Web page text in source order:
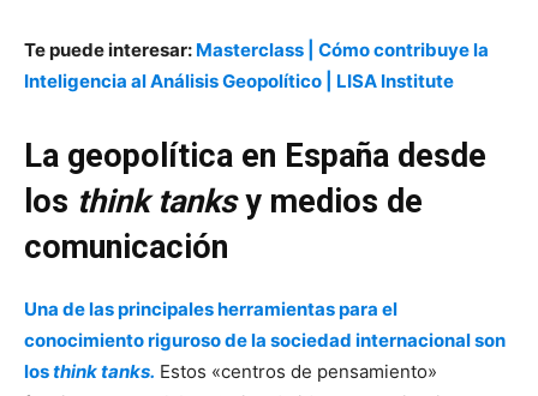
Te puede interesar: Masterclass | Cómo contribuye la
Inteligencia al Análisis Geopolítico | LISA Institute
La geopolítica en España desde
los think tanks y medios de
comunicación
Una de las principales herramientas para el
conocimiento riguroso de la sociedad internacional son
losthink tanks. Estos «centros de pensamiento»